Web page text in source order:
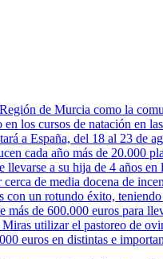
de Murcia como la
los cursos de natación en
a España, del 18 al 23 de
cada año más de 20.000
a su hija de 4 años
de media docena de
un rotundo éxito,
de 600.000 euros para
utilizar el pastoreo de
euros en distintas e